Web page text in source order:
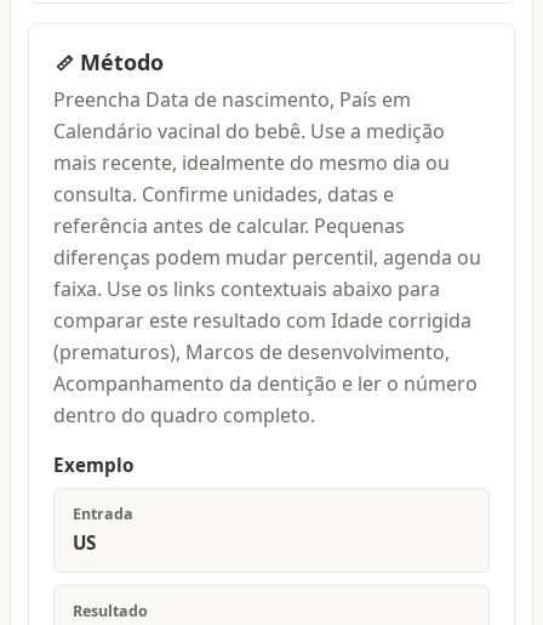
Método
Preencha Data de nascimento, País em
Calendário vacinal do bebê. Use a medição
mais recente, idealmente do mesmo dia ou
consulta. Confirme unidades, datas e
referência antes de calcular. Pequenas
diferenças podem mudar percentil, agenda ou
faixa. Use os links contextuais abaixo para
comparar este resultado com Idade corrigida
(prematuros), Marcos de desenvolvimento,
Acompanhamento da dentição e ler o número
dentro do quadro completo.
Exemplo
Entrada
US
Resultado